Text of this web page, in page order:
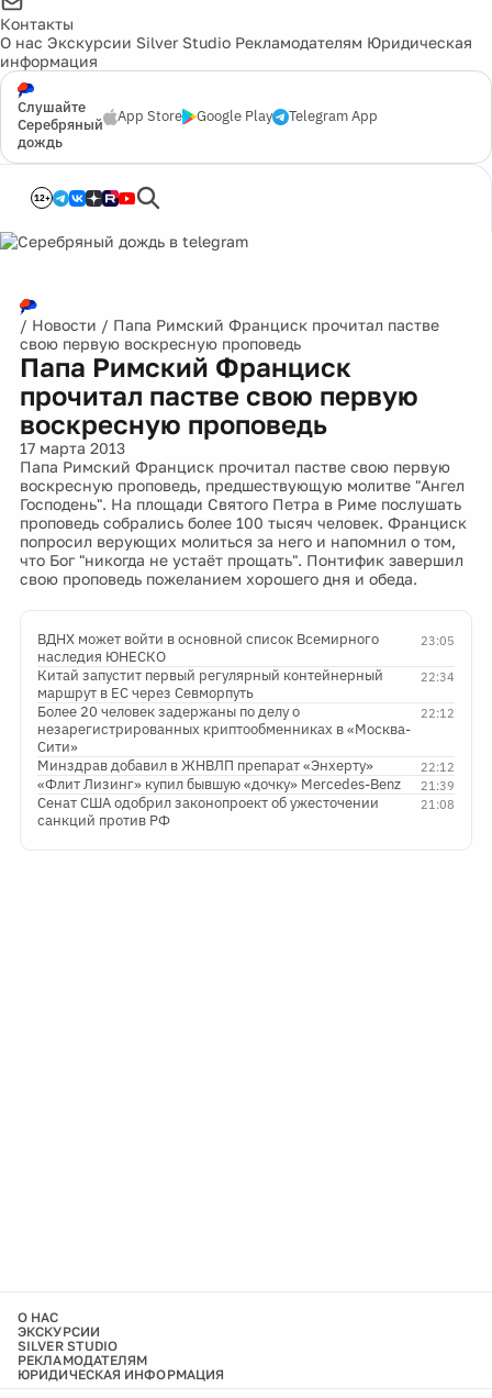
Контакты
О нас Экскурсии Silver Studio Рекламодателям Юридическая
информация
Слушайте
Серебряный
дождь
App Store Google Play Telegram App
12+
/ Новости / Папа Римский Франциск прочитал пастве
свою первую воскресную проповедь
Папа Римский Франциск
прочитал пастве свою первую
воскресную проповедь
17 марта 2013
Папа Римский Франциск прочитал пастве свою первую
воскресную проповедь, предшествующую молитве "Ангел
Господень". На площади Святого Петра в Риме послушать
проповедь собрались более 100 тысяч человек. Франциск
попросил верующих молиться за него и напомнил о том,
что Бог "никогда не устаёт прощать". Понтифик завершил
свою проповедь пожеланием хорошего дня и обеда.
23:05
ВДНХ может войти в основной список Всемирного
наследия ЮНЕСКО
22:34
Китай запустит первый регулярный контейнерный
маршрут в ЕС через Севморпуть
22:12
Более 20 человек задержаны по делу о
незарегистрированных криптообменниках в «Москва-
Сити»
22:12
Минздрав добавил в ЖНВЛП препарат «Энхерту»
21:39
«Флит Лизинг» купил бывшую «дочку» Mercedes-Benz
21:08
Сенат США одобрил законопроект об ужесточении
санкций против РФ
О НАС
ЭКСКУРСИИ
SILVER STUDIO
РЕКЛАМОДАТЕЛЯМ
ЮРИДИЧЕСКАЯ ИНФОРМАЦИЯ